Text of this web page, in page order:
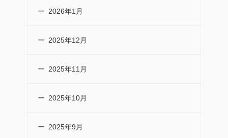
2026年1月
2025年12月
2025年11月
2025年10月
2025年9月